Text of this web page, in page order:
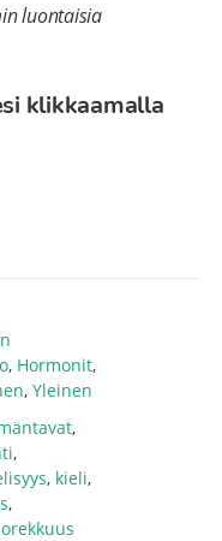
luontaisia
klikkaamalla
, Hormonit,
, Yleinen
,
,
, kieli,
,